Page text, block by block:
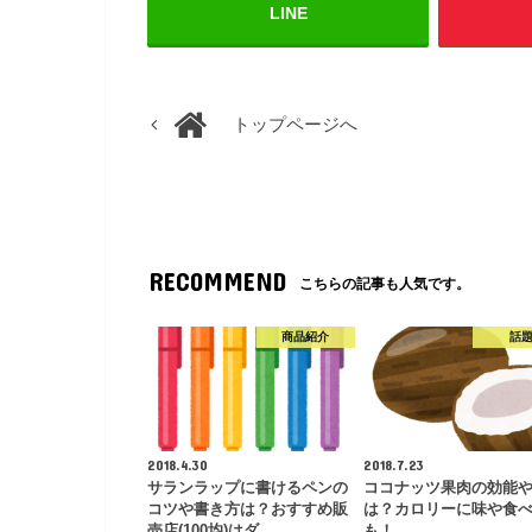
LINE
トップページへ
RECOMMEND こちらの記事も人気です。
商品紹介
2018.4.30
サランラップに書けるペンの
コツや書き方は？おすすめ販
話
2018.7.23
ココナッツ果肉の効能
は？カロリーに味や食